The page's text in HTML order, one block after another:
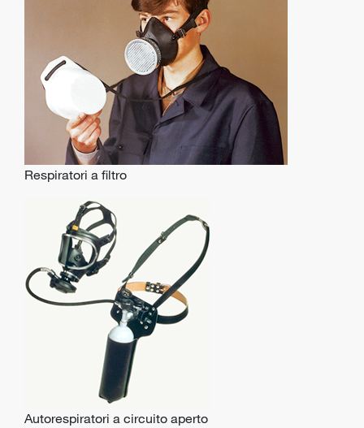
Respiratori a filtro
Autorespiratori a circuito aperto